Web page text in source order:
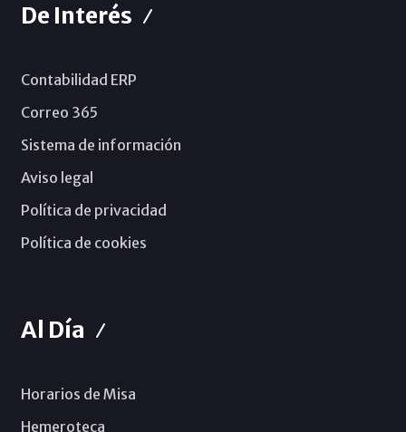
De Interés
Contabilidad ERP
Correo 365
Sistema de información
Aviso legal
Política de privacidad
Política de cookies
Al Día
Horarios de Misa
Hemeroteca